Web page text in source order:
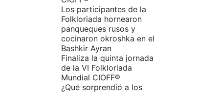
Los participantes de la
Folkloriada hornearon
panqueques rusos y
cocinaron okroshka en el
Bashkir Ayran
Finaliza la quinta jornada
de la VI Folkloriada
Mundial CIOFF®️
¿Qué sorprendió a los